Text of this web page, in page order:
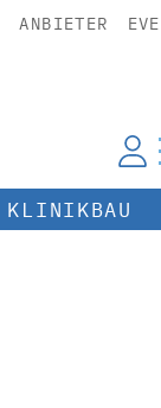
ANBIETER
KLINIKBAU